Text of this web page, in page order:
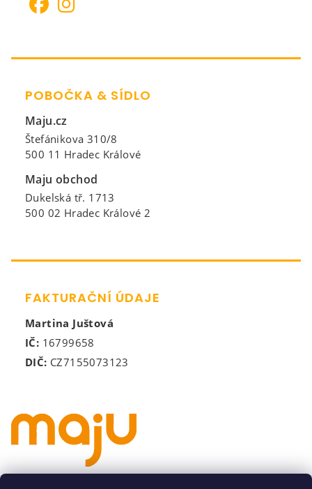
POBOČKA & SÍDLO
Maju.cz
Štefánikova 310/8
500 11 Hradec Králové
Maju obchod
Dukelská tř. 1713
500 02 Hradec Králové 2
FAKTURAČNÍ ÚDAJE
Martina Juštová
IČ: 16799658
DIČ: CZ7155073123